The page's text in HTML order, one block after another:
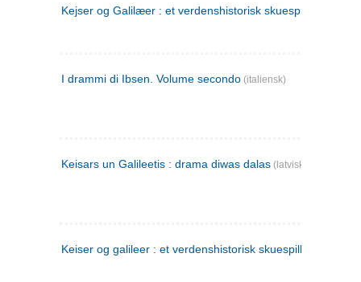
Kejser og Galilæer : et verdenshistorisk skuespil
I drammi di Ibsen. Volume secondo (italiensk)
Keisars un Galileetis : drama diwas dalas (latvisk)
Keiser og galileer : et verdenshistorisk skuespill (1873)